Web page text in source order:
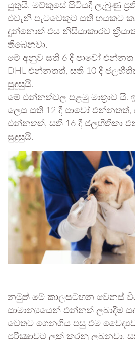
යුතුයි. මව්කුසේ සිටියදී ලැබුණු
එවැනි පැටවෙකුට සති හයකට
දුන්නොත් එය නිසියාකාරව
තිබෙනවා.
මේ අනුව සති 6 දී පාවෝ එන්නත
DHL එන්නතත්, සති 10 දී
සුදුසුයි.
මේ එන්නත්වල පළමු මාත්‍රාව යි.
ලෙස සති 12 දී පාවෝ එන්නතත්,
එන්නතත්, සති 16 දී ජලභීතිකා
සුදුසුයි.
නමුත් මේ කාලසටහන වෙනස්
සාමාන්‍යයෙන් එන්නත් ලබාදීම
වෙතට ගෙනගිය පසු එම
පරීක්‍ෂාවට ලක් කරනු ලබනවා.